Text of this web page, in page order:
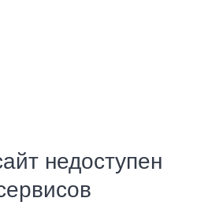
недоступен